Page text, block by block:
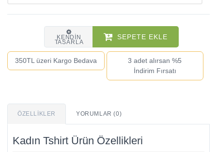
KENDIN
TASARLA
SEPETE EKLE
350TL üzeri Kargo Bedava
3 adet alırsan %5
İndirim Fırsatı
ÖZELLIKLER YORUMLAR (0)
Kadın Tshirt Ürün Özellikleri